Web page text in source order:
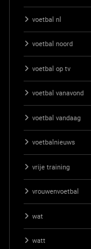
voetbal nl
voetbal noord
voetbal op tv
voetbal vanavond
voetbal vandaag
voetbalnieuws
vrije training
vrouwenvoetbal
wat
watt